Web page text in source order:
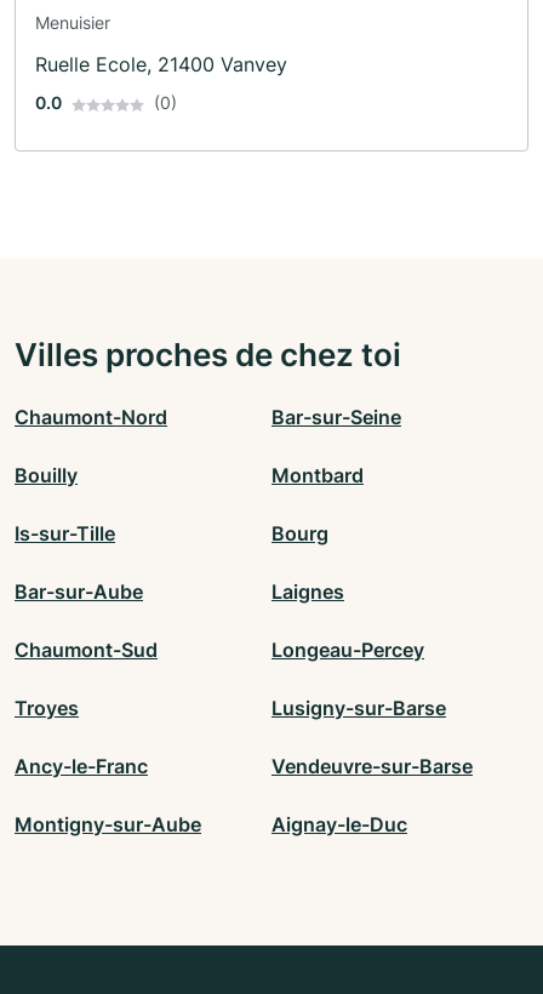
Menuisier
Ruelle Ecole, 21400 Vanvey
0.0 (0)
Villes proches de chez toi
Chaumont-Nord Bar-sur-Seine
Bouilly Montbard
Is-sur-Tille Bourg
Bar-sur-Aube Laignes
Chaumont-Sud Longeau-Percey
Troyes Lusigny-sur-Barse
Ancy-le-Franc Vendeuvre-sur-Barse
Montigny-sur-Aube Aignay-le-Duc